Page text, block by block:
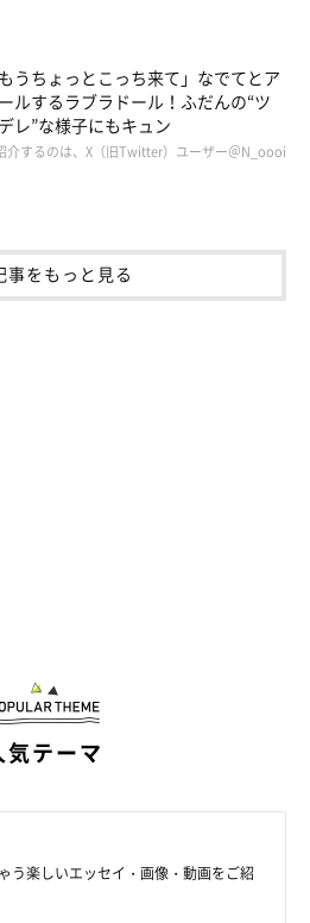
っていく雪だるま
のじゃがいもが１つ取れていまし
もうちょっとこっち来て」なでてとア
ルするラブラドール！ふだんの“ツ
レ”な様子にもキュン
介するのは、X（旧Twitter）ユーザー＠N_oooi
事をもっと見る
気テーマ
う楽しいエッセイ・画像・動画をご紹